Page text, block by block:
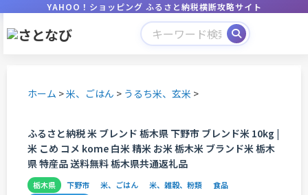
YAHOO！ショッピング ふるさと納税横断攻略サイト
ホーム >米、ごはん > うるち米、玄米 >
ふるさと納税 米 ブレンド 栃木県 下野市 ブレンド米 10kg |
米 こめ コメ kome 白米 精米 お米 栃木米 ブランド米 栃木
県 特産品 送料無料 栃木県共通返礼品
栃木県 下野市 米、ごはん 米、雑穀、粉類
食品